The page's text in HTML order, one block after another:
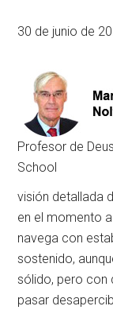
30 de junio de
Profesor de
School
visión detallada
en el momento
navega con
sostenido,
sólido, pero con
pasar